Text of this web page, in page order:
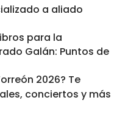
a aliado
para la
Galán: Puntos de
2026? Te
conciertos y más